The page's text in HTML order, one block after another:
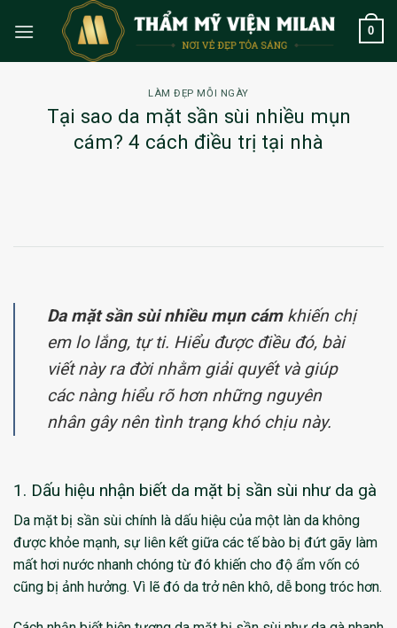
0
LÀM ĐẸP MỖI NGÀY
Tại sao da mặt sần sùi nhiều mụn
cám? 4 cách điều trị tại nhà
Da mặt sần sùi nhiều mụn cámkhiến chị
em lo lắng, tự ti. Hiểu được điều đó, bài
viết này ra đời nhằm giải quyết và giúp
các nàng hiểu rõ hơn những nguyên
nhân gây nên tình trạng khó chịu này.
1. Dấu hiệu nhận biết da mặt bị sần sùi như da gà
Da mặt bị sần sùi chính là dấu hiệu của một làn da không
được khỏe mạnh, sự liên kết giữa các tế bào bị đứt gãy làm
mất hơi nước nhanh chóng từ đó khiến cho độ ẩm vốn có
cũng bị ảnh hưởng. Vì lẽ đó da trở nên khô, dễ bong tróc hơn.